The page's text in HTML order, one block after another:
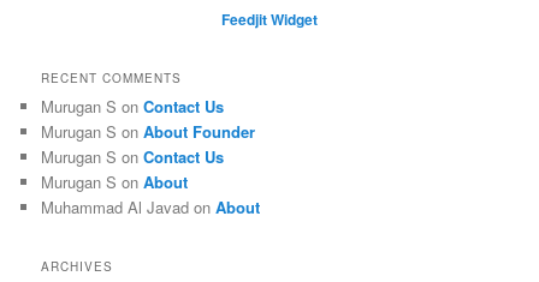
Feedjit Widget
RECENT COMMENTS
Murugan S onContact Us
Murugan S onAbout Founder
Murugan S onContact Us
Murugan S onAbout
Muhammad Al Javad onAbout
ARCHIVES